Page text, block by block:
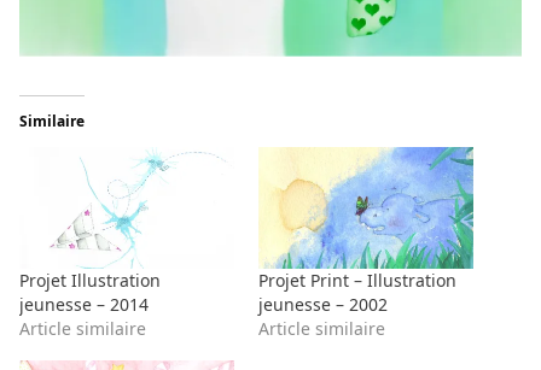
Similaire
Projet Illustration
jeunesse – 2014
Article similaire
Projet Print – Illustration
jeunesse – 2002
Article similaire